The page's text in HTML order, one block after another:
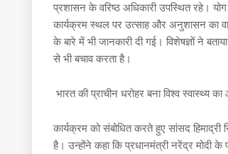
प्रशासन के वरिष्ठ अधिकारी उपस्थित रहे। योग
कार्यक्रम स्थल पर उत्साह और अनुशासन का
के बारे में भी जानकारी दी गई। विशेषज्ञों ने
से भी बचाव करता है।
भारत की प्राचीन धरोहर बना विश्व स्वास्थ्य
कार्यक्रम को संबोधित करते हुए सांसद
है। उन्होंने कहा कि प्रधानमंत्री नरेंद्र मोदी